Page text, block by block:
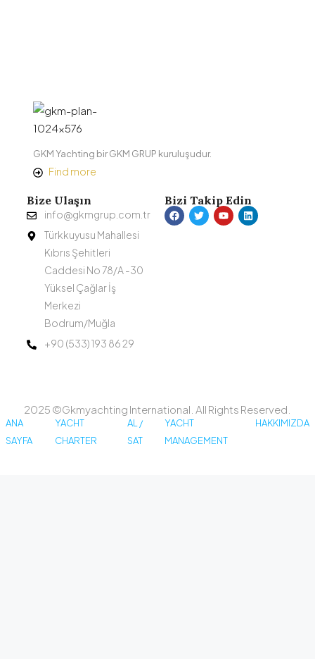
GKM Yachting bir GKM GRUP kuruluşudur.
Find more
Bize Ulaşın
info@gkmgrup.com.tr
Türkkuyusu Mahallesi
Kıbrıs Şehitleri
Caddesi No 78/A -30
Yüksel Çağlar İş
Merkezi
Bodrum/Muğla
+90 (533) 193 86 29
Bizi Takip Edin
2025 ©Gkmyachting International. All Rights Reserved.
ANA
SAYFA
YACHT
CHARTER
AL /
SAT
YACHT
MANAGEMENT
HAKKIMIZDA